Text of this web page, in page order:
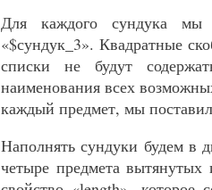
Для каждого сундука мы
«$сундук_3». Квадратные
списки не будут
наименования всех
каждый предмет, мы
Наполнять сундуки будем в
четыре предмета